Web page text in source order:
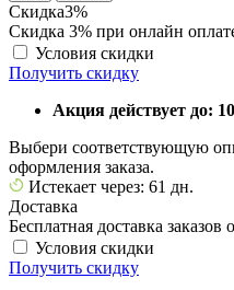
Скидка3%
Скидка 3% при онлайн
Условия скидки
Получить скидку
Акция действует до:
Выбери соответствующую
оформления заказа.
Истекает через: 61 дн.
Доставка
Бесплатная доставка заказов
Условия скидки
Получить скидку